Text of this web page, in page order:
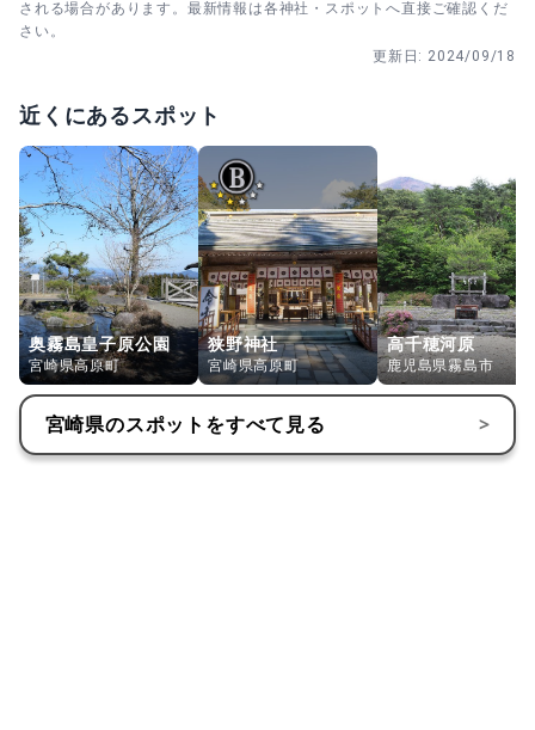
される場合があります。最新情報は各神社・スポットへ直接ご確認くだ
さい。
更新日: 2024/09/18
近くにあるスポット
奥霧島皇子原公園
宮崎県高原町
狭野神社
宮崎県高原町
高千穂河原
鹿児島県霧島市
宮崎県のスポットをすべて見る >